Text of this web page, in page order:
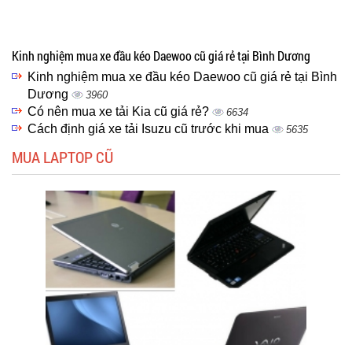
Kinh nghiệm mua xe đầu kéo Daewoo cũ giá rẻ tại Bình Dương
Kinh nghiệm mua xe đầu kéo Daewoo cũ giá rẻ tại Bình
Dương
3960
Có nên mua xe tải Kia cũ giá rẻ? 6634
Cách định giá xe tải Isuzu cũ trước khi mua 5635
MUA LAPTOP CŨ